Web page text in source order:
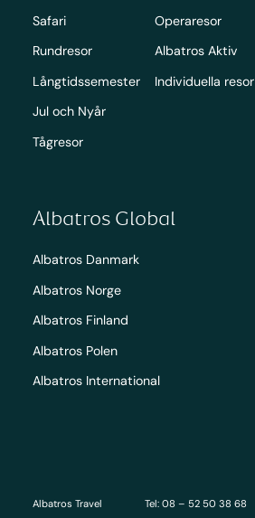
Albatros Travel
Tel: 08 – 52 50 38 68
Safari
Rundresor
Långtidssemester
Jul och Nyår
Tågresor
Operaresor
Albatros Aktiv
Individuella resor
Albatros Global
Albatros Danmark
Albatros Norge
Albatros Finland
Albatros Polen
Albatros International